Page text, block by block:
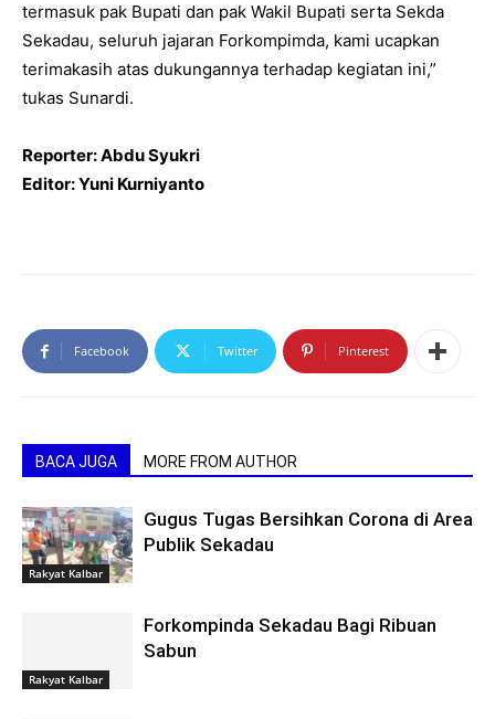
termasuk pak Bupati dan pak Wakil Bupati serta Sekda
Sekadau, seluruh jajaran Forkompimda, kami ucapkan
terimakasih atas dukungannya terhadap kegiatan ini,”
tukas Sunardi.
Reporter: Abdu Syukri
Editor: Yuni Kurniyanto
Facebook Twitter Pinterest
BACA JUGA MORE FROM AUTHOR
Rakyat Kalbar
Gugus Tugas Bersihkan Corona di Area
Publik Sekadau
Rakyat Kalbar
Forkompinda Sekadau Bagi Ribuan
Sabun